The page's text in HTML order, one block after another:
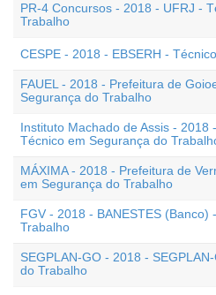
PR-4 Concursos - 2018 - UFRJ -
Trabalho
CESPE - 2018 - EBSERH -
FAUEL - 2018 - Prefeitura de
Segurança do Trabalho
Instituto Machado de Assis - 2018
Técnico em Segurança do
MÁXIMA - 2018 - Prefeitura de
em Segurança do Trabalho
FGV - 2018 - BANESTES
Trabalho
SEGPLAN-GO - 2018 -
do Trabalho